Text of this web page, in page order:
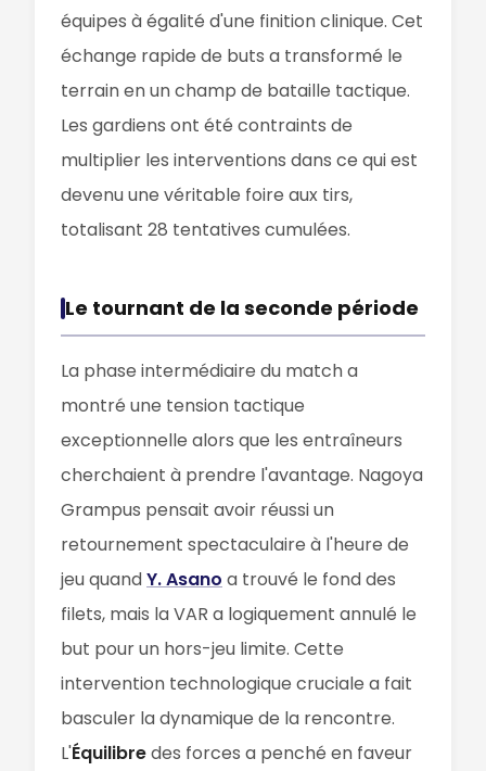
équipes à égalité d'une finition clinique. Cet
échange rapide de buts a transformé le
terrain en un champ de bataille tactique.
Les gardiens ont été contraints de
multiplier les interventions dans ce qui est
devenu une véritable foire aux tirs,
totalisant 28 tentatives cumulées.
Le tournant de la seconde période
La phase intermédiaire du match a
montré une tension tactique
exceptionnelle alors que les entraîneurs
cherchaient à prendre l'avantage. Nagoya
Grampus pensait avoir réussi un
retournement spectaculaire à l'heure de
jeu quandY. Asano a trouvé le fond des
filets, mais la VAR a logiquement annulé le
but pour un hors-jeu limite. Cette
intervention technologique cruciale a fait
basculer la dynamique de la rencontre.
L'Équilibredes forces a penché en faveur